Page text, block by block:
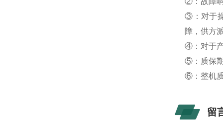
③：对于
障，供方
④：对于
⑤：质保
⑥：整机
留